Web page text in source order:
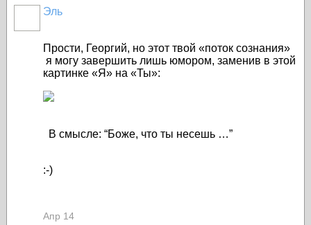
Эль
Прости, Георгий, но этот твой «поток сознания»
я могу завершить лишь юмором, заменив в этой
картинке «Я» на «Ты»:
В смысле: “Боже, что ты несешь …”
:-)
Апр 14